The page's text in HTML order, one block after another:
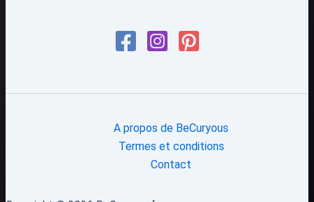
A propos de BeCuryous
Termes et conditions
Contact